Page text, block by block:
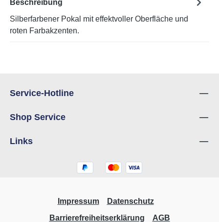
Beschreibung
Silberfarbener Pokal mit effektvoller Oberfläche und
roten Farbakzenten.
Service-Hotline
Shop Service
Links
Impressum
Datenschutz
Barrierefreiheitserklärung
AGB